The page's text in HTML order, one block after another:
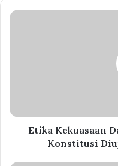
Etika Kekuasaan
Konstitusi